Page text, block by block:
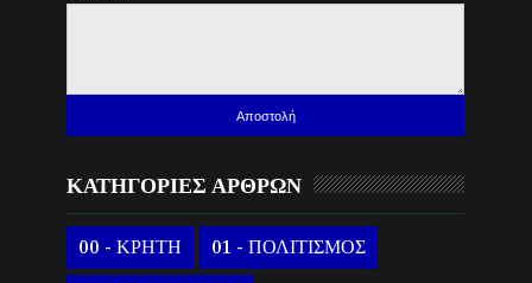
ΚΑΤΗΓΟΡΙΕΣ ΑΡΘΡΩΝ
00 - ΚΡΗΤΗ 01 - ΠΟΛΙΤΙΣΜΟΣ